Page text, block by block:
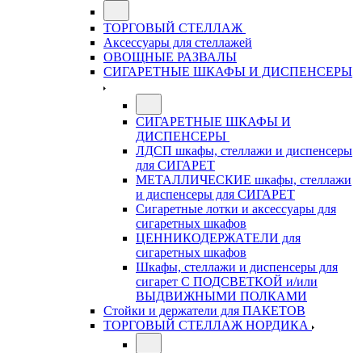
ТОРГОВЫЙ СТЕЛЛАЖ
Аксессуары для стеллажей
ОВОЩНЫЕ РАЗВАЛЫ
СИГАРЕТНЫЕ ШКАФЫ И ДИСПЕНСЕРЫ
СИГАРЕТНЫЕ ШКАФЫ И
ДИСПЕНСЕРЫ
ЛДСП шкафы, стеллажи и диспенсеры
для СИГАРЕТ
МЕТАЛЛИЧЕСКИЕ шкафы, стеллажи
и диспенсеры для СИГАРЕТ
Сигаретные лотки и аксессуары для
сигаретных шкафов
ЦЕННИКОДЕРЖАТЕЛИ для
сигаретных шкафов
Шкафы, стеллажи и диспенсеры для
сигарет С ПОДСВЕТКОЙ и/или
ВЫДВИЖНЫМИ ПОЛКАМИ
Стойки и держатели для ПАКЕТОВ
ТОРГОВЫЙ СТЕЛЛАЖ НОРДИКА